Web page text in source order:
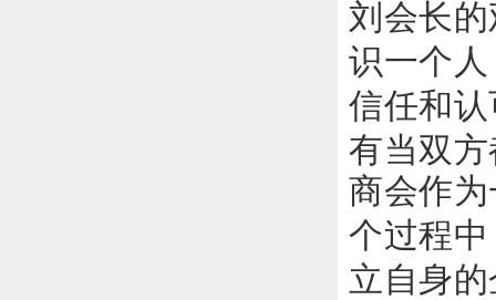
刘会长
识一个
信任和
有当双
商会作
个过程
立自身